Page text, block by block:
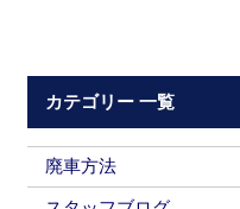
カテゴリー 一覧
廃車方法